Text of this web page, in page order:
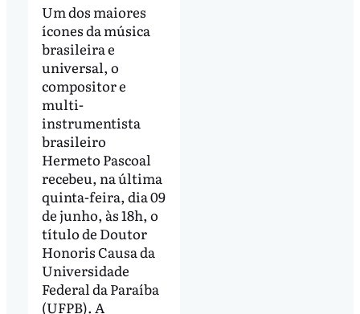
Um dos maiores
ícones da música
brasileira e
universal, o
compositor e
multi-
instrumentista
brasileiro
Hermeto Pascoal
recebeu, na última
quinta-feira, dia 09
de junho, às 18h, o
título de Doutor
Honoris Causa da
Universidade
Federal da Paraíba
(UFPB). A